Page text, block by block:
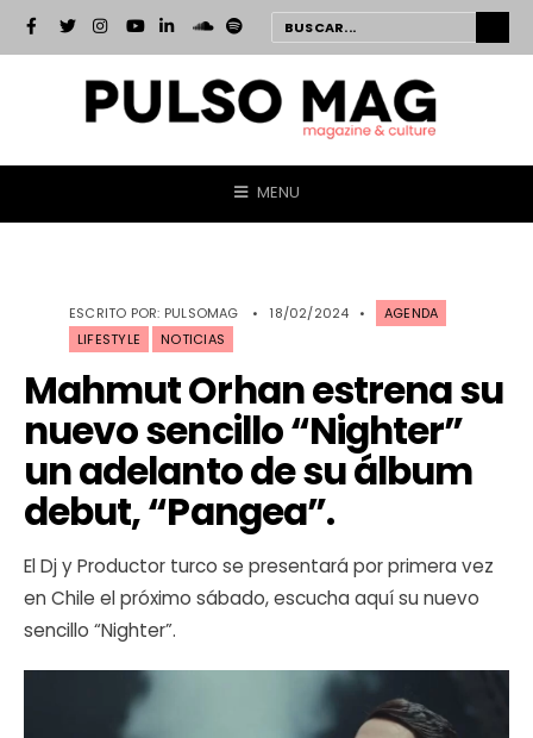
MENU
ESCRITO POR: PULSOMAG • 18/02/2024 •
AGENDA
LIFESTYLE
NOTICIAS
Mahmut Orhan estrena su
nuevo sencillo “Nighter”
un adelanto de su álbum
debut, “Pangea”.
El Dj y Productor turco se presentará por primera vez
en Chile el próximo sábado, escucha aquí su nuevo
sencillo “Nighter”.